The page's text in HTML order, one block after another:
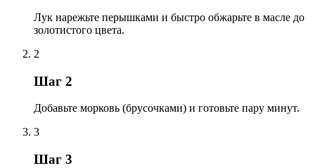
Лук нарежьте перышками и быстро обжарьте в масле до
золотистого цвета.
2
Шаг 2
Добавьте морковь (брусочками) и готовьте пару минут.
3
Шаг 3